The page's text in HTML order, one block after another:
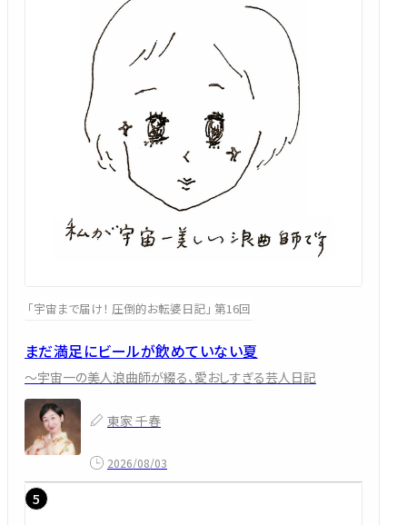
「宇宙まで届け！ 圧倒的お転婆日記」 第16回
まだ満足にビールが飲めていない夏
～宇宙一の美人浪曲師が綴る、愛おしすぎる芸人日記
東家 千春
2026/08/03